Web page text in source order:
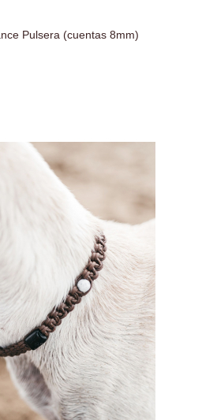
Pulsera (cuentas 8mm)